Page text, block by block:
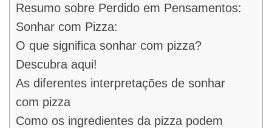
Resumo sobre Perdido em Pensamentos:
Sonhar com Pizza:
O que significa sonhar com pizza?
Descubra aqui!
As diferentes interpretações de sonhar
com pizza
Como os ingredientes da pizza podem